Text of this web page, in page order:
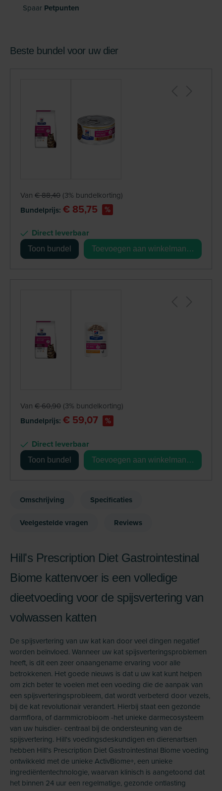
Spaar Petpunten
Beste bundel voor uw dier
+
Van € 88,40 (3% bundelkorting)
Bundelprijs: € 85,75 %
Direct leverbaar
Toon bundel Toevoegen aan winkelmandje
Van € 60,90 (3% bundelkorting)
Bundelprijs: € 59,07 %
Direct leverbaar
Toon bundel Toevoegen aan winkelmandje
Omschrijving Specificaties
Veelgestelde vragen Reviews
Hill's Prescription Diet Gastrointestinal
Biome kattenvoer is een volledige
dieetvoeding voor de spijsvertering van
volwassen katten
De spijsvertering van uw kat kan door veel dingen negatief
worden beïnvloed. Wanneer uw kat spijsverteringsproblemen
heeft, is dit een zeer onaangename ervaring voor alle
betrokkenen. Het goede nieuws is dat u uw kat kunt helpen
om zich beter te voelen met een voeding die de aanpak van
een spijsverteringsprobleem, dat wordt verbeterd door vezels,
bij de kat revolutionair verandert. Hierbij staat een gezonde
darmflora, of darmmicrobioom -het unieke darmecosysteem
van uw huisdier- centraal bij de ondersteuning van de
spijsvertering. Hill's voedingsdeskundigen en dierenartsen
hebben Hill's Prescription Diet Gastrointestinal Biome voeding
ontwikkeld met de unieke ActivBiome+, een unieke
ingrediëntentechnologie, waarvan klinisch is aangetoond dat
het binnen 24 uur een regelmatige, gezonde ontlasting